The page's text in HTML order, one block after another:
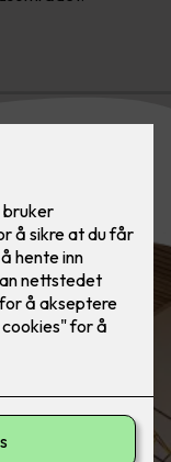
eller de
din